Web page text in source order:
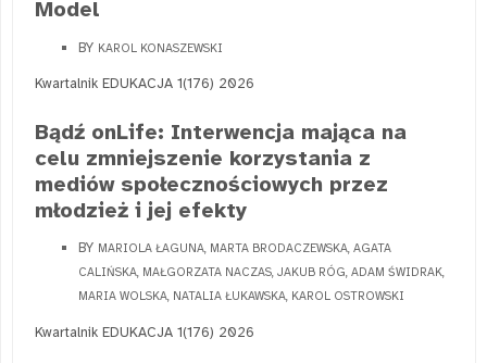
Model
BY KAROL KONASZEWSKI
Kwartalnik EDUKACJA 1(176) 2026
Bądź onLife: Interwencja mająca na
celu zmniejszenie korzystania z
mediów społecznościowych przez
młodzież i jej efekty
BY MARIOLA ŁAGUNA, MARTA BRODACZEWSKA, AGATA
CALIŃSKA, MAŁGORZATA NACZAS, JAKUB RÓG, ADAM ŚWIDRAK,
MARIA WOLSKA, NATALIA ŁUKAWSKA, KAROL OSTROWSKI
Kwartalnik EDUKACJA 1(176) 2026